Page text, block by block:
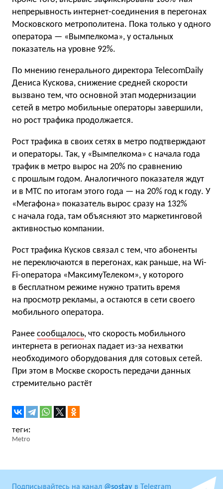
непрерывность интернет-соединения в перегонах
Московского метрополитена. Пока только у одного
оператора — «Вымпелкома», у остальных
показатель на уровне 92%.
По мнению генерального директора TelecomDaily
Дениса Кускова, снижение средней скорости
вызвано тем, что основной этап модернизации
сетей в метро мобильные операторы завершили,
но рост трафика продолжается.
Рост трафика в своих сетях в метро подтверждают
и операторы. Так, у «Вымпелкома» с начала года
трафик в метро вырос на 20% по сравнению
с прошлым годом. Аналогичного показателя ждут
и в МТС по итогам этого года — на 20% год к году. У
«Мегафона» показатель вырос сразу на 132%
с начала года, там объясняют это маркетинговой
активностью компании.
Рост трафика Кусков связал с тем, что абоненты
не переключаются в перегонах, как раньше, на Wi-
Fi-оператора «МаксимуТелеком», у которого
в бесплатном режиме нужно тратить время
на просмотр рекламы, а остаются в сети своего
мобильного оператора.
Ранее сообщалось, что скорость мобильного
интернета в регионах падает из-за нехватки
необходимого оборудования для сотовых сетей.
При этом в Москве скорость передачи данных
стремительно растёт
Metro
Подписывайтесь на канал @sostav в Telegram